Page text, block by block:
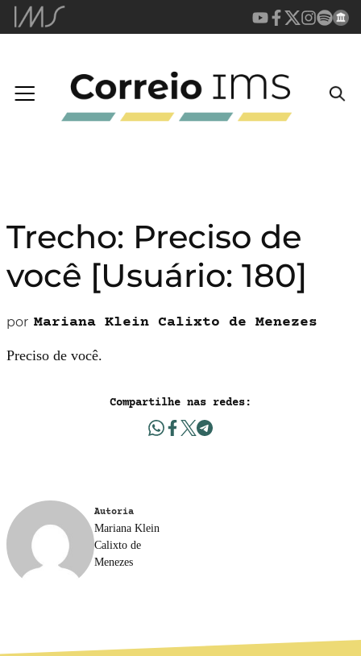
Trecho: Preciso de
você [Usuário: 180]
por Mariana Klein Calixto de Menezes
Preciso de você.
Compartilhe nas redes:
Autoria
Mariana Klein
Calixto de
Menezes